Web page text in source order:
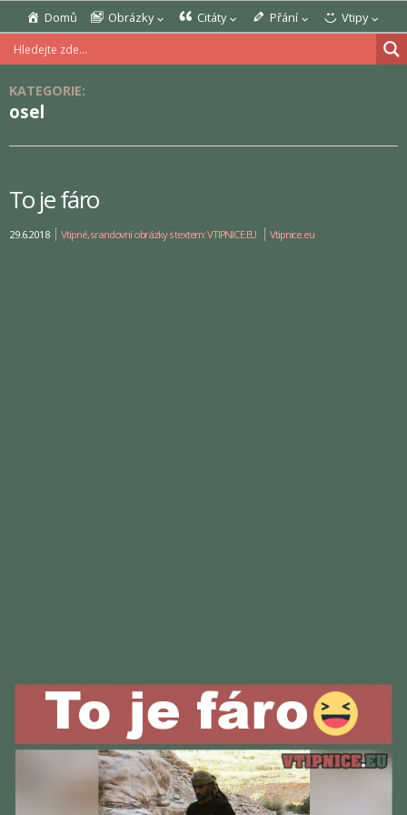
Domů Obrázky Citáty Přání Vtipy
KATEGORIE:
osel
To je fáro
29.6.2018 Vtipné, srandovní obrázky s textem: VTIPNICE.EU Vtipnice.eu